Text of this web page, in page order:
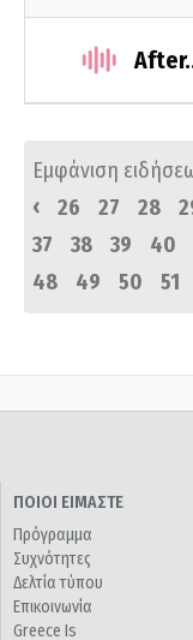
Εμφάνιση
‹
26 27 28
37
38 39 40
48
49 50 51
ΠΟΙΟΙ ΕΙΜΑΣΤΕ
Πρόγραμμα
Συχνότητες
Δελτία τύπου
Επικοινωνία
Greece Is